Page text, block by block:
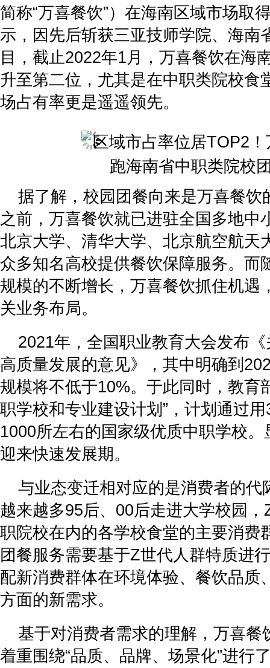
简称“万喜餐饮”）在海南区域市场取
示，因先后斩获三亚技师学院、海南
目，截止2022年1月，万喜餐饮在海
升至第二位，尤其是在中职类院校食
场占有率更是遥遥领先。
据了解，校园团餐向来是万喜餐饮
之前，万喜餐饮就已进驻全国多地中
北京大学、清华大学、北京航空航天
众多知名高校提供餐饮保障服务。而
规模的不断增长，万喜餐饮抓住机遇
关业务布局。
2021年，全国职业教育大会发布
高质量发展的意见》，其中明确到
规模将不低于10%。于此同时，教育
职学校和专业建设计划”，计划通过
1000所左右的国家级优质中职学校
迎来快速发展期。
与业态变迁相对应的是消费者的代
越来越多95后、00后走进大学校园
职院校在内的各学校食堂的主要消费
团餐服务需要基于Z世代人群特质进
配新消费群体在环境体验、餐饮品质
方面的新需求。
基于对消费者需求的理解，万喜餐
着重围绕“品质、品牌、场景化”进行